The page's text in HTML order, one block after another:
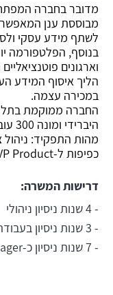
מדובר בחברה
מבוססת ענן
לשתף מידע עסקי
בנוסף, הפלטפורמה
וארגונים
הליך איסוף המידע
במכירה עצמה.
החברה ממוקמת בתל
היברידי ומונה 300 עובדים.
כפיפות ל-VP Product. שילוב של Inbound ו-Outbound.
דרישות המשרה:
- 4 שנות ניסיון ניהולי
- 3 שנות ניסיון בעבודה עם מוצרי Data
- 7 שנות ניסיון כ-Product Manager